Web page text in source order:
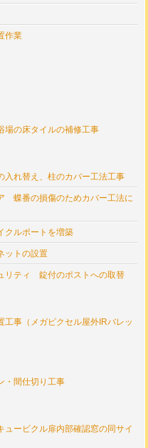
作業
の床タイルの補修工事
れ替え、柱のカバー工法工事
蝶番の損傷のためカバー工法に
クルポートを増築
ットの設置
リティ 錠付のポストへの取替
事（メガピクセル屋外IRバレッ
間仕切り工事
ービクル扉内部確認窓の同サイ